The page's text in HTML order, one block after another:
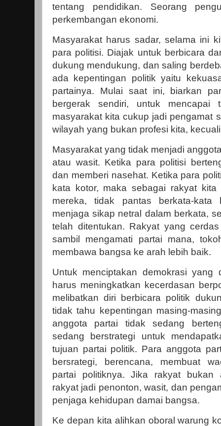
tentang pendidikan. Seorang
perkembangan ekonomi.
Masyarakat harus sadar, selama ini
para politisi. Diajak untuk berbicara
dukung mendukung, dan saling
ada kepentingan politik yaitu
partainya. Mulai saat ini, biarkan
bergerak sendiri, untuk mencapai
masyarakat kita cukup jadi pengamat
wilayah yang bukan profesi kita,
Masyarakat yang tidak menjadi
atau wasit. Ketika para politisi
dan memberi nasehat. Ketika para
kata kotor, maka sebagai rakyat
mereka, tidak pantas berkata-
menjaga sikap netral dalam berkata,
telah ditentukan. Rakyat yang
sambil mengamati partai mana,
membawa bangsa ke arah lebih baik.
Untuk menciptakan demokrasi yang
harus meningkatkan kecerdasan
melibatkan diri berbicara politik
tidak tahu kepentingan masing-
anggota partai tidak sedang
sedang berstrategi untuk
tujuan partai politik. Para anggota
bersrategi, berencana, membuat
partai politiknya. Jika rakyat bukan
rakyat jadi penonton, wasit, dan
penjaga kehidupan damai bangsa.
Ke depan kita alihkan oboral warung